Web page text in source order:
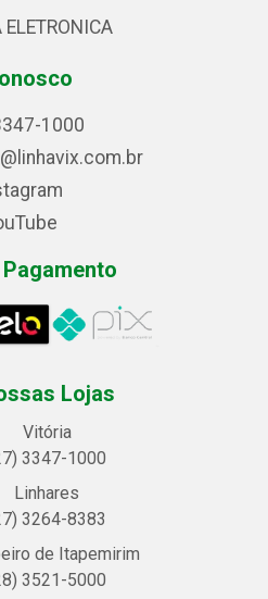
ELETRONICA
1000
Lojas
Vitória
3347-1000
Linhares
3264-8383
de Itapemirim
3521-5000